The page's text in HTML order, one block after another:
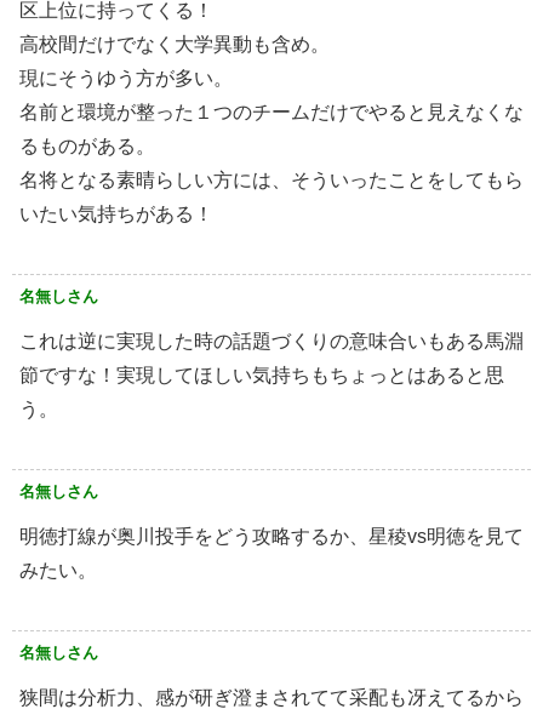
区上位に持ってくる！
高校間だけでなく大学異動も含め。
現にそうゆう方が多い。
名前と環境が整った１つのチームだけでやると見えなくな
るものがある。
名将となる素晴らしい方には、そういったことをしてもら
いたい気持ちがある！
名無しさん
これは逆に実現した時の話題づくりの意味合いもある馬淵
節ですな！実現してほしい気持ちもちょっとはあると思
う。
名無しさん
明徳打線が奥川投手をどう攻略するか、星稜vs明徳を見て
みたい。
名無しさん
狭間は分析力、感が研ぎ澄まされてて采配も冴えてるから